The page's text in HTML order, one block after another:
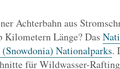
Achterbahn aus
Kilometern Länge? Das
Nationalparks.
für Wildwasser-